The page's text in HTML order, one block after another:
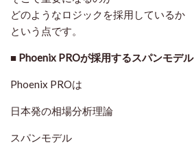
どのようなロジックを採用しているか
という点です。
■ Phoenix PROが採用するスパンモデル
Phoenix PROは
日本発の相場分析理論
スパンモデル